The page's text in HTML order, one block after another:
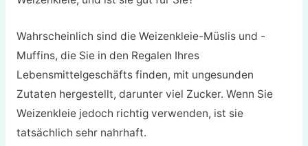
Wahrscheinlich sind die Weizenkleie-Müslis und -
Muffins, die Sie in den Regalen Ihres
Lebensmittelgeschäfts finden, mit ungesunden
Zutaten hergestellt, darunter viel Zucker. Wenn Sie
Weizenkleie jedoch richtig verwenden, ist sie
tatsächlich sehr nahrhaft.